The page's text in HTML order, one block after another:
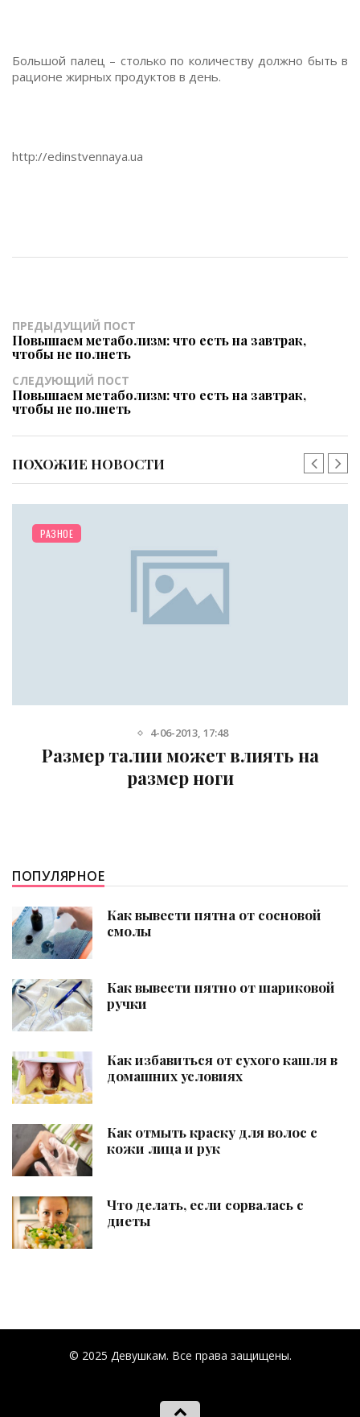
Большой палец – столько по количеству должно быть в
рационе жирных продуктов в день.
http://edinstvennaya.ua
ПРЕДЫДУЩИЙ ПОСТ
Повышаем метаболизм: что есть на завтрак,
чтобы не полнеть
СЛЕДУЮЩИЙ ПОСТ
Повышаем метаболизм: что есть на завтрак,
чтобы не полнеть
ПОХОЖИЕ НОВОСТИ
РАЗНОЕ
4-06-2013, 17:48
Размер талии может влиять на
размер ноги
ПОПУЛЯРНОЕ
Как вывести пятна от сосновой
смолы
Как вывести пятно от шариковой
ручки
Как избавиться от сухого кашля в
домашних условиях
Как отмыть краску для волос с
кожи лица и рук
Что делать, если сорвалась с
диеты
© 2025 Девушкам. Все права защищены.